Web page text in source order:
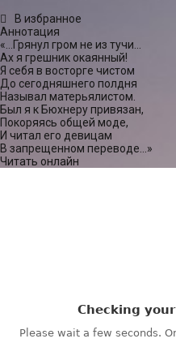
В избранное
Аннотация
«…Грянул гром не из тучи…
Ах я грешник окаянный!
Я себя в восторге чистом
До сегодняшнего полдня
Называл матерьялистом.
Был я к Бюхнеру привязан,
Покоряясь общей моде,
И читал его девицам
В запрещенном переводе…»
Читать онлайн